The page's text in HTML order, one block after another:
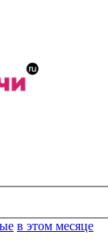
в этом месяце